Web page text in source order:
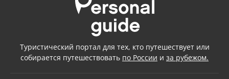
Туристический портал для тех, кто путешествует или
собирается путешествовать по России и за рубежом.